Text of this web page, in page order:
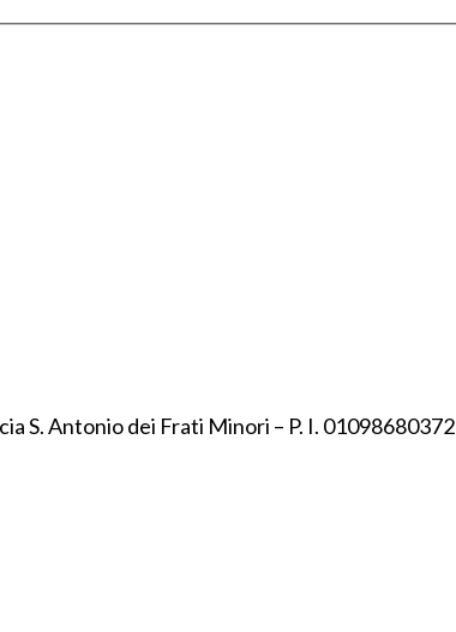
S. Antonio dei Frati Minori – P. I. 01098680372